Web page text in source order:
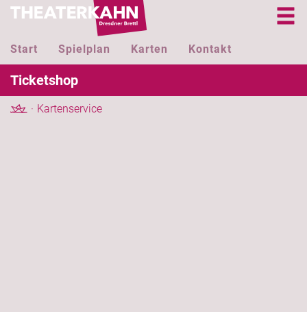
Start Spielplan Karten Kontakt
Ticketshop
Kartenservice